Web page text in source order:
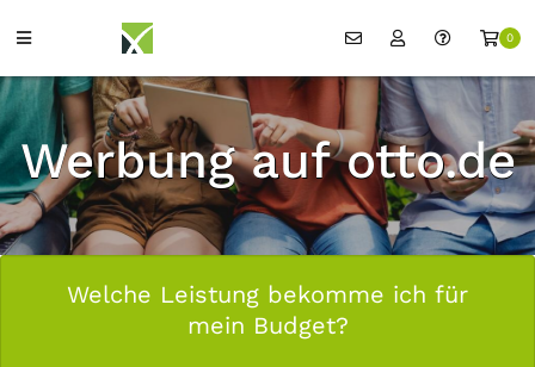
0
Werbung auf otto.de
Welche Leistung bekomme ich für
mein Budget?